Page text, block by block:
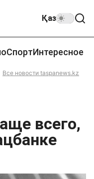
Қаз
СпортИнтересное
Все новости taspanews.kz
всего,